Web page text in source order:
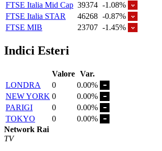
FTSE Italia Mid Cap 39374 -1.08%
FTSE Italia STAR
46268 -0.87%
FTSE MIB
23707 -1.45%
Indici Esteri
Valore Var.
LONDRA
0
0.00%
NEW YORK 0
0.00%
PARIGI
0
0.00%
TOKYO
0
0.00%
Network Rai
TV